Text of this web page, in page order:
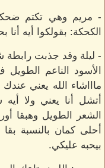
- مريم وهي تكتم
الكحكة: بقولكوا أيه
- ليلة وقد جذبت رابطة
الأسود الناعم
ماااشاء الله يعني
أتشل أنا يعني ولا
الشعر الطويل وهبقا
بيحبه عليكي.